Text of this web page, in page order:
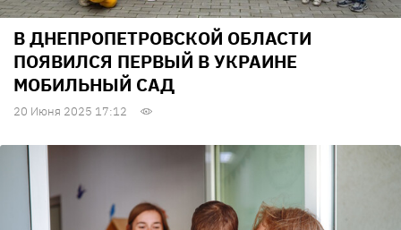
В ДНЕПРОПЕТРОВСКОЙ ОБЛАСТИ
ПОЯВИЛСЯ ПЕРВЫЙ В УКРАИНЕ
МОБИЛЬНЫЙ САД
20 Июня 2025 17:12